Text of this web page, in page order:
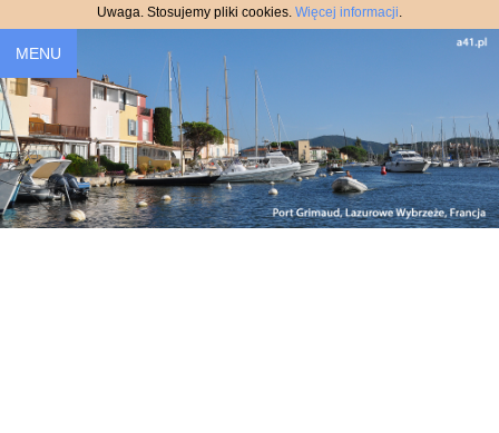
Uwaga. Stosujemy pliki cookies. Więcej informacji.
MENU